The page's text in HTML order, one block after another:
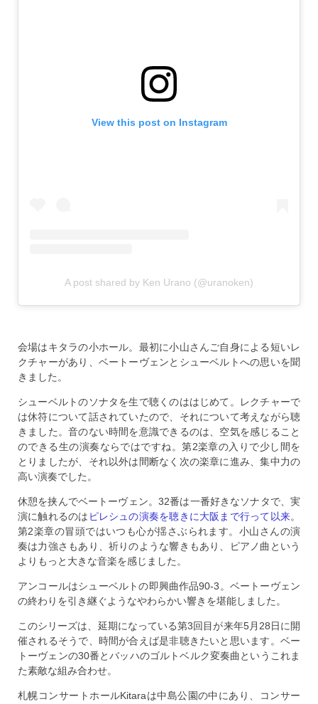
View this post on Instagram
A post shared by Ken Urano (@uranoken)
会場はキタラの小ホール。最初に小山さんご自身による短いレ
クチャーがあり、ベートーヴェンとシューベルトへの思いを聞
きました。
シューベルトのソナタを生で聴くのははじめて。レクチャーで
は休符について話されていたので、それについて考えながら聴
きました。音のない時間を意識できるのは、空気を感じること
のできる生の演奏ならではですね。第2楽章の入りで少し間を
とりましたが、それ以外は間断なく次の楽章に進み、集中力の
高い演奏でした。
休憩を挟んでベートーヴェン。32番は一番好きなソナタで、実
演に触れるのは ピレシュの演奏を聴きに大阪まで行って以来。
第2楽章の冒頭ではいつも心が揺さぶられます。小山さんの演
奏は力強さもあり、祈りのような響きもあり、ピアノ曲という
よりもっと大きな音楽を感じました。
アンコールはシューベルトの即興曲作品90-3。ベートーヴェン
の終わりを引き継ぐようなやわらかい響きを堪能しました。
このシリーズは、延期になっている第3回目が来年5月28日に開
催されるそうで、時間が合えば是非聴きたいと思います。ベー
トーヴェンの30番とバッハのゴルトベルク変奏曲というこれま
た素敵な組み合わせ。
札幌コンサートホールKitaraは中島公園の中にあり、コンサー